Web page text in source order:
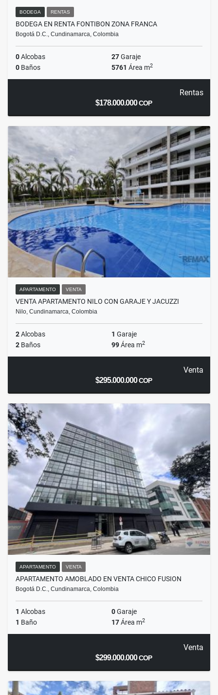
BODEGA RENTAS
BODEGA EN RENTA FONTIBON ZONA FRANCA
Bogotá D.C., Cundinamarca, Colombia
0Alcobas 27Garaje
0 Baños 5761 Área m2
Rentas
$178.000.000COP
APARTAMENTO VENTA
VENTA APARTAMENTO NILO CON GARAJE Y JACUZZI
Nilo, Cundinamarca, Colombia
2Alcobas 1 Garaje
2 Baños 99Área m2
Venta
$295.000.000COP
APARTAMENTO VENTA
APARTAMENTO AMOBLADO EN VENTA CHICO FUSION
Bogotá D.C., Cundinamarca, Colombia
1 Alcobas 0Garaje
1 Baño 17Área m2
Venta
$299.000.000COP